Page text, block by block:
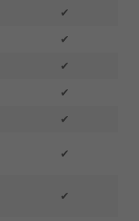
✔
✔
✔
✔
✔
✔
✔